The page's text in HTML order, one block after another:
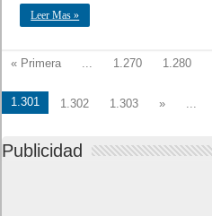
Leer Mas »
« Primera 1.270 1.280
1.301
1.302 1.303 »
Publicidad